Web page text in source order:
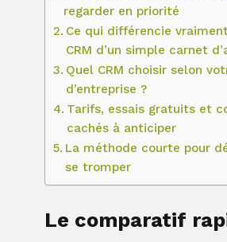
regarder en priorité
Ce qui différencie
CRM d’un simple carnet
Quel CRM choisir selon
d’entreprise ?
Tarifs, essais gratuits et
cachés à anticiper
La méthode courte pour
se tromper
Le comparatif